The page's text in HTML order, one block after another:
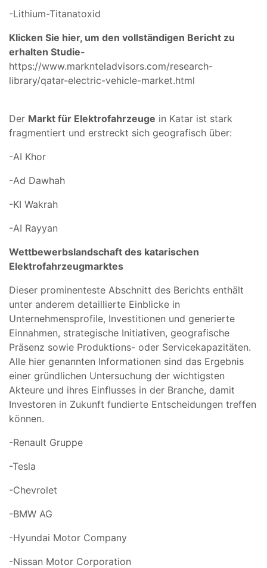
-Lithium-Titanatoxid
Klicken Sie hier, um den vollständigen Bericht zu
erhalten Studie-
https://www.marknteladvisors.com/research-
library/qatar-electric-vehicle-market.html
Der Markt für Elektrofahrzeuge in Katar ist stark
fragmentiert und erstreckt sich geografisch über:
-AI Khor
-Ad Dawhah
-KI Wakrah
-AI Rayyan
Wettbewerbslandschaft des katarischen
Elektrofahrzeugmarktes
Dieser prominenteste Abschnitt des Berichts enthält
unter anderem detaillierte Einblicke in
Unternehmensprofile, Investitionen und generierte
Einnahmen, strategische Initiativen, geografische
Präsenz sowie Produktions- oder Servicekapazitäten.
Alle hier genannten Informationen sind das Ergebnis
einer gründlichen Untersuchung der wichtigsten
Akteure und ihres Einflusses in der Branche, damit
Investoren in Zukunft fundierte Entscheidungen treffen
können.
-Renault Gruppe
-Tesla
-Chevrolet
-BMW AG
-Hyundai Motor Company
-Nissan Motor Corporation